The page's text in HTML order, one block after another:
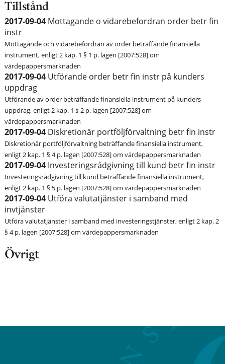
Tillstånd
2017-09-04Mottagande o vidarebefordran order betr fin
instr
Mottagande och vidarebefordran av order beträffande finansiella
instrument, enligt 2 kap. 1 § 1 p. lagen [2007:528] om
värdepappersmarknaden
2017-09-04Utförande order betr fin instr på kunders
uppdrag
Utförande av order beträffande finansiella instrument på kunders
uppdrag, enligt 2 kap. 1 § 2 p. lagen [2007:528] om
värdepappersmarknaden
2017-09-04Diskretionär portföljförvaltning betr fin instr
Diskretionär portföljförvaltning beträffande finansiella instrument,
enligt 2 kap. 1 § 4 p. lagen [2007:528] om värdepappersmarknaden
2017-09-04Investeringsrådgivning till kund betr fin instr
Investeringsrådgivning till kund beträffande finansiella instrument,
enligt 2 kap. 1 § 5 p. lagen [2007:528] om värdepappersmarknaden
2017-09-04Utföra valutatjänster i samband med
invtjänster
Utföra valutatjänster i samband med investeringstjänster, enligt 2 kap. 2
§ 4 p. lagen [2007:528] om värdepappersmarknaden
Övrigt